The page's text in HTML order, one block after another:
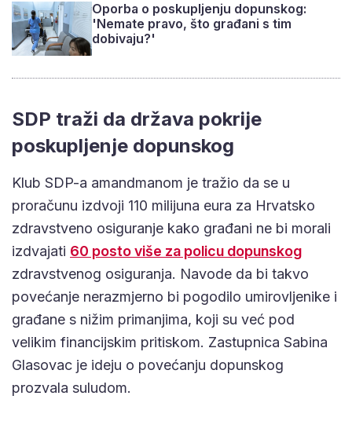
Oporba o poskupljenju dopunskog:
'Nemate pravo, što građani s tim
dobivaju?'
SDP traži da država pokrije
poskupljenje dopunskog
Klub SDP-a amandmanom je tražio da se u
proračunu izdvoji 110 milijuna eura za Hrvatsko
zdravstveno osiguranje kako građani ne bi morali
izdvajati 60 posto više za policu dopunskog
zdravstvenog osiguranja. Navode da bi takvo
povećanje nerazmjerno bi pogodilo umirovljenike i
građane s nižim primanjima, koji su već pod
velikim financijskim pritiskom. Zastupnica Sabina
Glasovac je ideju o povećanju dopunskog
prozvala suludom.